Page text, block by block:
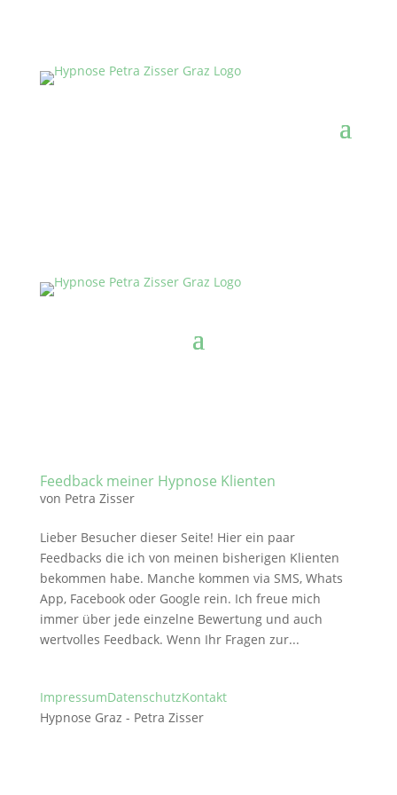
Feedback meiner Hypnose Klienten
von Petra Zisser
Lieber Besucher dieser Seite! Hier ein paar
Feedbacks die ich von meinen bisherigen Klienten
bekommen habe. Manche kommen via SMS, Whats
App, Facebook oder Google rein. Ich freue mich
immer über jede einzelne Bewertung und auch
wertvolles Feedback. Wenn Ihr Fragen zur...
ImpressumDatenschutzKontakt
Hypnose Graz - Petra Zisser